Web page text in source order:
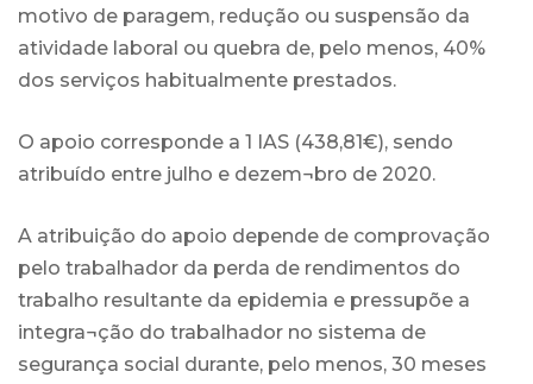
motivo de paragem, redução ou suspensão da
atividade laboral ou quebra de, pelo menos, 40%
dos serviços habitualmente prestados.
O apoio corresponde a 1 IAS (438,81€), sendo
atribuído entre julho e dezem¬bro de 2020.
A atribuição do apoio depende de comprovação
pelo trabalhador da perda de rendimentos do
trabalho resultante da epidemia e pressupõe a
integra¬ção do trabalhador no sistema de
segurança social durante, pelo menos, 30 meses